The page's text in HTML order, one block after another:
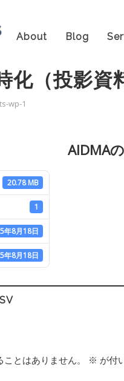
About Blog
（投影資
wp-1
20.78 MB
1
年8月18日
年8月18日
AIDMA
とはありません。 ※ が付